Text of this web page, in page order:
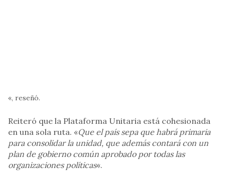
«, reseñó.
Reiteró que la Plataforma Unitaria está cohesionada
en una sola ruta. «Que el país sepa que habrá primaria
para consolidar la unidad, que además contará con un
plan de gobierno común aprobado por todas las
organizaciones políticas«.